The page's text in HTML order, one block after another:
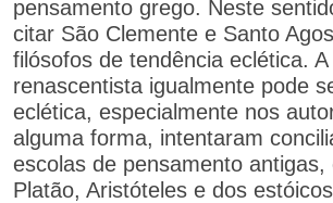
pensamento grego. Neste
citar São Clemente e Santo
filósofos de tendência eclética.
renascentista igualmente pode
eclética, especialmente nos
alguma forma, intentaram
escolas de pensamento antigas,
Platão, Aristóteles e dos